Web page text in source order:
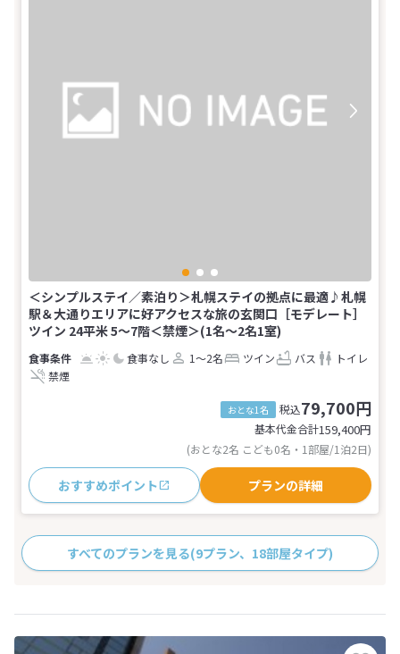
＜シンプルステイ／素泊り＞札幌ステイの拠点に最適♪札幌
駅＆大通りエリアに好アクセスな旅の玄関口［モデレート］
ツイン 24平米 5～7階＜禁煙＞(1名～2名1室)
食事なし 1～2名 ツイン バス
トイレ
禁煙
おとな1名 税込79,700円
基本代金合計159,400円
(おとな2名 こども0名・1部屋/1泊2日)
おすすめポイント プランの詳細
すべてのプランを見る(9プラン、18部屋タイプ)